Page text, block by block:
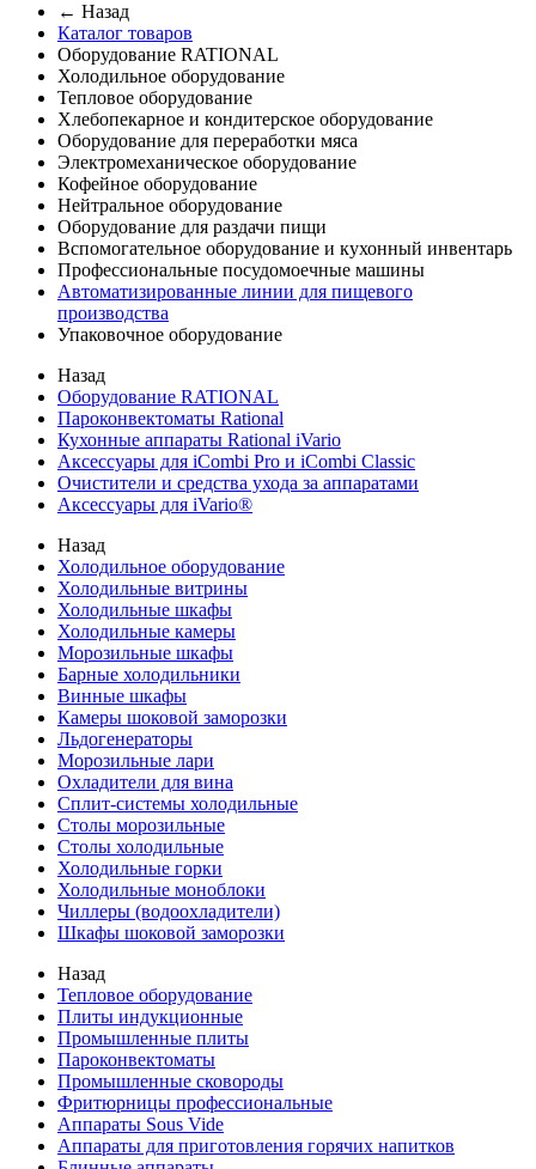
← Назад
Каталог товаров
Оборудование RATIONAL
Холодильное оборудование
Тепловое оборудование
Хлебопекарное и кондитерское оборудование
Оборудование для переработки мяса
Электромеханическое оборудование
Кофейное оборудование
Нейтральное оборудование
Оборудование для раздачи пищи
Вспомогательное оборудование и кухонный инвентарь
Профессиональные посудомоечные машины
Автоматизированные линии для пищевого
производства
Упаковочное оборудование
Назад
Оборудование RATIONAL
Пароконвектоматы Rational
Кухонные аппараты Rational iVario
Аксессуары для iCombi Pro и iCombi Classic
Очистители и средства ухода за аппаратами
Аксессуары для iVario®
Назад
Холодильное оборудование
Холодильные витрины
Холодильные шкафы
Холодильные камеры
Морозильные шкафы
Барные холодильники
Винные шкафы
Камеры шоковой заморозки
Льдогенераторы
Морозильные лари
Охладители для вина
Сплит-системы холодильные
Столы морозильные
Столы холодильные
Холодильные горки
Холодильные моноблоки
Чиллеры (водоохладители)
Шкафы шоковой заморозки
Назад
Тепловое оборудование
Плиты индукционные
Промышленные плиты
Пароконвектоматы
Промышленные сковороды
Фритюрницы профессиональные
Аппараты Sous Vide
Аппараты для приготовления горячих напитков